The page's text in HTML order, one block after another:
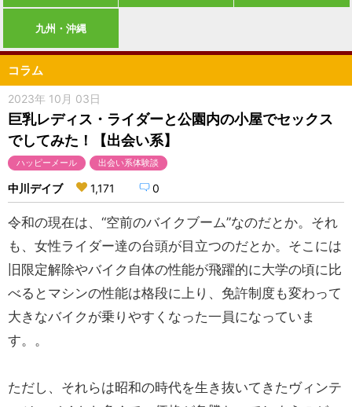
九州・沖縄
コラム
2023年 10月 03日
巨乳レディス・ライダーと公園内の小屋でセックス
でしてみた！【出会い系】
ハッピーメール 出会い系体験談
中川デイブ 1,171 0
令和の現在は、“空前のバイクブーム”なのだとか。それ
も、女性ライダー達の台頭が目立つのだとか。そこには
旧限定解除やバイク自体の性能が飛躍的に大学の頃に比
べるとマシンの性能は格段に上り、免許制度も変わって
大きなバイクが乗りやすくなった一員になっていま
す。。
ただし、それらは昭和の時代を生き抜いてきたヴィンテ